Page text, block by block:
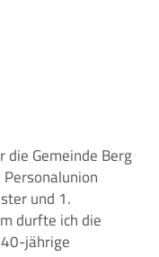
die Gemeinde Berg
und 1.
durfte ich die
jährige